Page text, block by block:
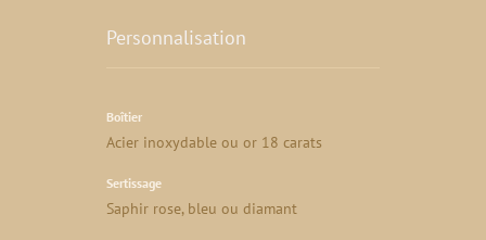
Personnalisation
Boîtier
Acier inoxydable ou or 18 carats
Sertissage
Saphir rose, bleu ou diamant